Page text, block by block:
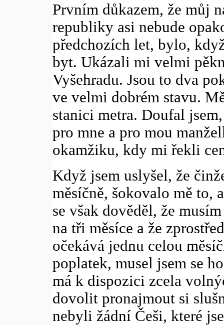
Prvním důkazem, že můj
republiky asi nebude
předchozích let, bylo,
byt. Ukázali mi velmi
Vyšehradu. Jsou to dva
ve velmi dobrém stavu.
stanici metra. Doufal
pro mne a pro mou
okamžiku, kdy mi řekli
Když jsem uslyšel, že
měsíčně, šokovalo mě to,
se však dověděl, že
na tři měsíce a že
očekává jednu celou
poplatek, musel jsem se
má k dispozici zcela
dovolit pronajmout si
nebyli žádní Češi, které